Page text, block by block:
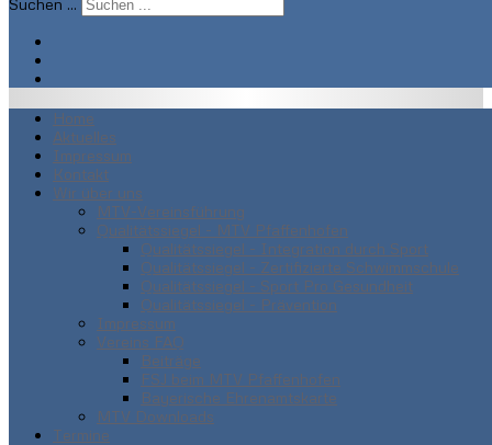
Suchen ...
Home
Aktuelles
Impressum
Kontakt
Wir über uns
MTV-Vereinsführung
Qualitätssiegel - MTV Pfaffenhofen
Qualitätssiegel - Integration durch Sport
Qualitätssiegel - Zertifizierte Schwimmschule
Qualitätssiegel - Sport Pro Gesundheit
Qualitätssiegel - Prävention
Impressum
Vereins FAQ
Beiträge
FSJ beim MTV Pfaffenhofen
Bayerische Ehrenamtskarte
MTV Downloads
Termine